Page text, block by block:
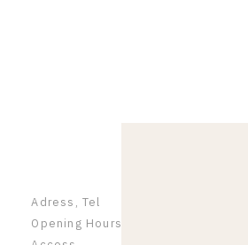
Adress, Tel
Opening Hours